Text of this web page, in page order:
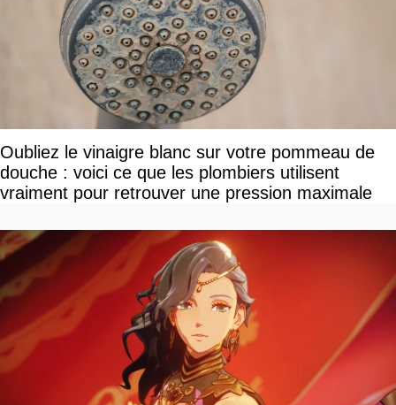
Oubliez le vinaigre blanc sur votre pommeau de
douche : voici ce que les plombiers utilisent
vraiment pour retrouver une pression maximale